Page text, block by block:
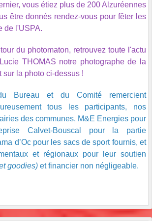
vous étiez plus de 200 Alzuréennes
être donnés rendez-vous pour fêter les
de l'USPA.
du photomaton, retrouvez toute l'actu
THOMAS notre photographe de la
sur la photo ci-dessus !
Bureau et du Comité remercient
tous les participants, nos
des communes, M&E Energies pour
Calvet-Bouscal pour la partie
d’Oc pour les sacs de sport fournis, et
et régionaux pour leur soutien
goodies) et financier non négligeable.